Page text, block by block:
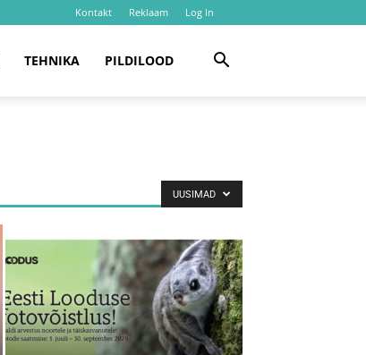
Kontakt Reklaam Log In
TEHNIKA PILDILOOD
UUSIMAD